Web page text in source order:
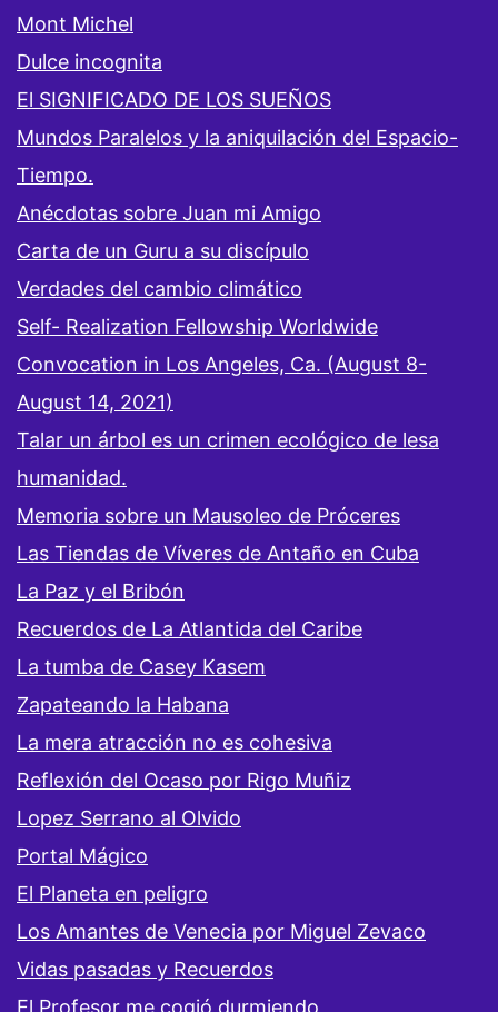
Mont Michel
Dulce incognita
El SIGNIFICADO DE LOS SUEÑOS
Mundos Paralelos y la aniquilación del Espacio-
Tiempo.
Anécdotas sobre Juan mi Amigo
Carta de un Guru a su discípulo
Verdades del cambio climático
Self- Realization Fellowship Worldwide
Convocation in Los Angeles, Ca. (August 8-
August 14, 2021)
Talar un árbol es un crimen ecológico de lesa
humanidad.
Memoria sobre un Mausoleo de Próceres
Las Tiendas de Víveres de Antaño en Cuba
La Paz y el Bribón
Recuerdos de La Atlantida del Caribe
La tumba de Casey Kasem
Zapateando la Habana
La mera atracción no es cohesiva
Reflexión del Ocaso por Rigo Muñiz
Lopez Serrano al Olvido
Portal Mágico
El Planeta en peligro
Los Amantes de Venecia por Miguel Zevaco
Vidas pasadas y Recuerdos
El Profesor me cogió durmiendo